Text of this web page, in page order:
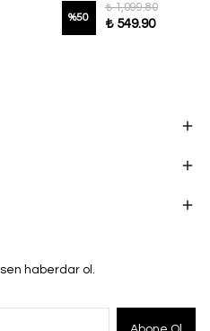
%50
₺ 1,099.80
₺ 549.90
haberdar ol.